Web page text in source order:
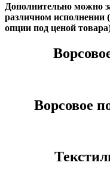
Дополнительно можно
различном исполнении
опции под ценой
Ворсовое